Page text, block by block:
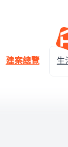
建案總覽 生